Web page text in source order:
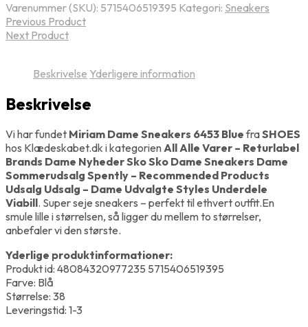
Varenummer (SKU): 5715406519395 Kategori: Sneakers
Previous Product
Next Product
Beskrivelse Yderligere information
Beskrivelse
Vi har fundet Miriam Dame Sneakers 6453 BluefraSHOES
hos Klædeskabet.dk i kategorien All Alle Varer – Returlabel
Brands Dame Nyheder Sko Sko Dame Sneakers Dame
Sommerudsalg Spently – Recommended Products
Udsalg Udsalg – Dame Udvalgte Styles Underdele
Viabill. Super seje sneakers – perfekt til ethvert outfit.En
smule lille i størrelsen, så ligger du mellem to størrelser,
anbefaler vi den største.
Yderlige produktinformationer:
Produkt id: 48084320977235 5715406519395
Farve: Blå
Størrelse: 38
Leveringstid: 1-3